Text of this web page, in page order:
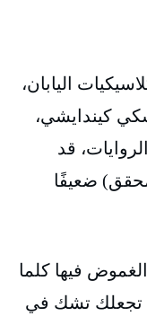
اليابان،
كيندايشي،
قد
ضعيفًا
فيها كلما
تجعلك تشك في